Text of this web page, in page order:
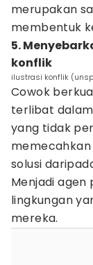
merupakan
membentuk
5.
konflik
ilustrasi konflik
Cowok
terlibat
yang tidak
solusi
Menjadi
lingkungan
mereka.